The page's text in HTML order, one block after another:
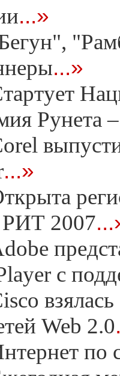
...»
...»
Рунета
...»
2007
c
Web 2.0
по